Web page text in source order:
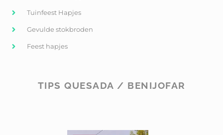
Tuinfeest Hapjes
Gevulde stokbroden
Feest hapjes
TIPS QUESADA / BENIJOFAR